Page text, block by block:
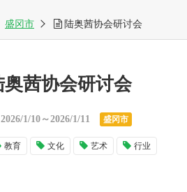
盛冈市 陆奥茜协会研讨会
奥茜协会研讨会
1/10～2026/1/11 盛冈市
教育 文化 艺术 行业